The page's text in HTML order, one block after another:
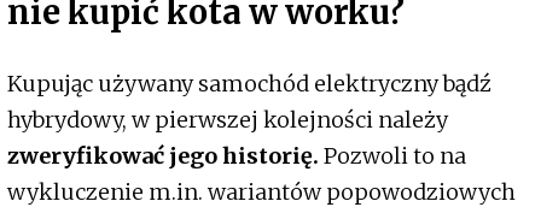
nie kupić kota w worku?
Kupując używany samochód elektryczny bądź
hybrydowy, w pierwszej kolejności należy
zweryfikować jego historię. Pozwoli to na
wykluczenie m.in. wariantów popowodziowych